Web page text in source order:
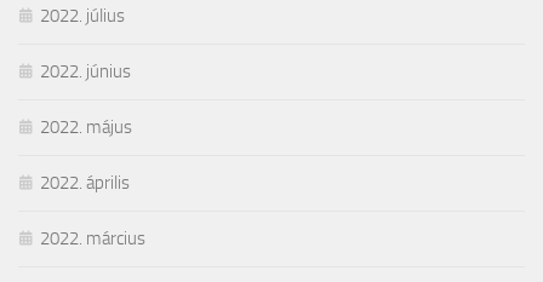
2022. július
2022. június
2022. május
2022. április
2022. március